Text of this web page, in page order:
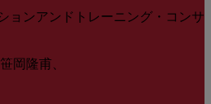
ョンアンドトレーニング・コンサ
岡隆甫、